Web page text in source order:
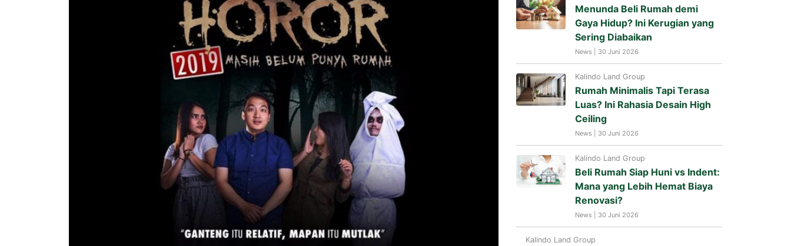
Menunda Beli Rumah demi
Gaya Hidup? Ini Kerugian yang
Sering Diabaikan
News | 30 Juni 2026
Kalindo Land Group
Rumah Minimalis Tapi Terasa
Luas? Ini Rahasia Desain High
Ceiling
News | 30 Juni 2026
Kalindo Land Group
Beli Rumah Siap Huni vs Indent:
Mana yang Lebih Hemat Biaya
Renovasi?
News | 30 Juni 2026
Kalindo Land Group